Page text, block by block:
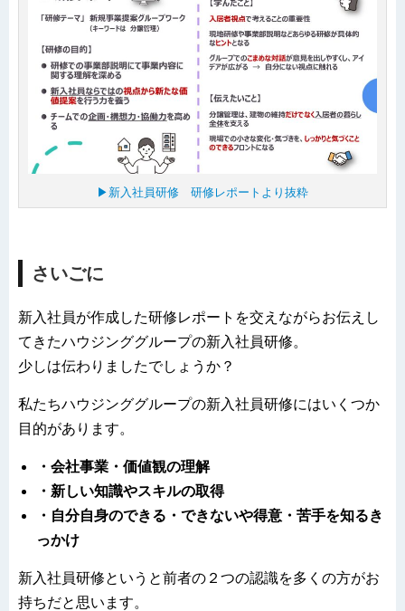
▶新入社員研修 研修レポートより抜粋
さいごに
新入社員が作成した研修レポートを交えながらお伝えし
てきたハウジンググループの新入社員研修。
少しは伝わりましたでしょうか？
私たちハウジンググループの新入社員研修にはいくつか
目的があります。
・会社事業・価値観の理解
・新しい知識やスキルの取得
・自分自身のできる・できないや得意・苦手を知るき
っかけ
新入社員研修というと前者の２つの認識を多くの方がお
持ちだと思います。